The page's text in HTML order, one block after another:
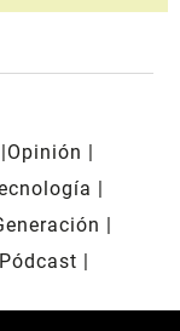
Opinión
Pódcast